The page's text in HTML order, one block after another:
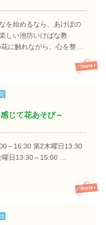
を始めるなら、あけぼの
しい池坊いけばな教
に触れながら、心を整…
じて花あそび～
～16:30 第2木曜日13:30
曜日13:30～15:00 …